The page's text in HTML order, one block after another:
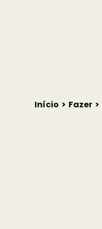
Início Fazer